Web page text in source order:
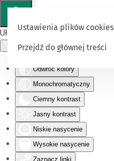
Ułatwienia dostępu
Odwróć kolory
Monochromatyczny
Ciemny kontrast
Jasny kontrast
Niskie nasycenie
Wysokie nasycenie
Zaznacz linki
Ustawienia plików cookies
Przejdź do głównej treści